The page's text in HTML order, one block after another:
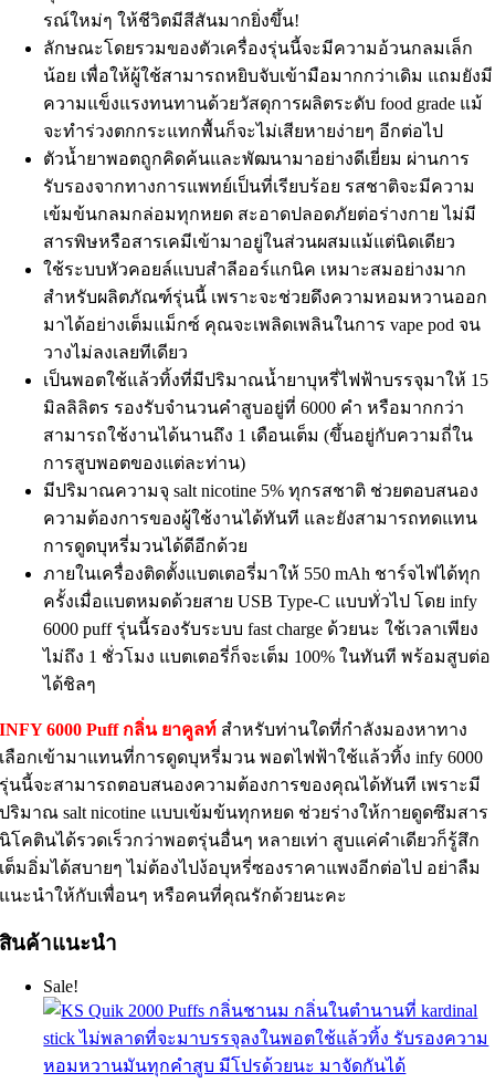
รณ์ใหม่ๆ ให้ชีวิตมีสีสันมากยิ่งขึ้น!
ลักษณะโดยรวมของตัวเครื่องรุ่นนี้จะมีความอ้วนกลมเล็ก
น้อย เพื่อให้ผู้ใช้สามารถหยิบจับเข้ามือมากกว่าเดิม แถมยังมี
ความแข็งแรงทนทานด้วยวัสดุการผลิตระดับ food grade แม้
จะทำร่วงตกกระแทกพื้นก็จะไม่เสียหายง่ายๆ อีกต่อไป
ตัวน้ำยาพอตถูกคิดค้นและพัฒนามาอย่างดีเยี่ยม ผ่านการ
รับรองจากทางการแพทย์เป็นที่เรียบร้อย รสชาติจะมีความ
เข้มข้นกลมกล่อมทุกหยด สะอาดปลอดภัยต่อร่างกาย ไม่มี
สารพิษหรือสารเคมีเข้ามาอยู่ในส่วนผสมแม้แต่นิดเดียว
ใช้ระบบหัวคอยล์แบบสำลีออร์แกนิค เหมาะสมอย่างมาก
สำหรับผลิตภัณฑ์รุ่นนี้ เพราะจะช่วยดึงความหอมหวานออก
มาได้อย่างเต็มแม็กซ์ คุณจะเพลิดเพลินในการ vape pod จน
วางไม่ลงเลยทีเดียว
เป็นพอตใช้แล้วทิ้งที่มีปริมาณน้ำยาบุหรี่ไฟฟ้าบรรจุมาให้ 15
มิลลิลิตร รองรับจำนวนคำสูบอยู่ที่ 6000 คำ หรือมากกว่า
สามารถใช้งานได้นานถึง 1 เดือนเต็ม (ขึ้นอยู่กับความถี่ใน
การสูบพอตของแต่ละท่าน)
มีปริมาณความจุ salt nicotine 5% ทุกรสชาติ ช่วยตอบสนอง
ความต้องการของผู้ใช้งานได้ทันที และยังสามารถทดแทน
การดูดบุหรี่มวนได้ดีอีกด้วย
ภายในเครื่องติดตั้งแบตเตอรี่มาให้ 550 mAh ชาร์จไฟได้ทุก
ครั้งเมื่อแบตหมดด้วยสาย USB Type-C แบบทั่วไป โดย infy
6000 puff รุ่นนี้รองรับระบบ fast charge ด้วยนะ ใช้เวลาเพียง
ไม่ถึง 1 ชั่วโมง แบตเตอรี่ก็จะเต็ม 100% ในทันที พร้อมสูบต่อ
ได้ชิลๆ
INFY 6000 Puff กลิ่น ยาคูลท์ สำหรับท่านใดที่กำลังมองหาทาง
เลือกเข้ามาแทนที่การดูดบุหรี่มวน พอตไฟฟ้าใช้แล้วทิ้ง infy 6000
รุ่นนี้จะสามารถตอบสนองความต้องการของคุณได้ทันที เพราะมี
ปริมาณ salt nicotine แบบเข้มข้นทุกหยด ช่วยร่างให้กายดูดซึมสาร
นิโคตินได้รวดเร็วกว่าพอตรุ่นอื่นๆ หลายเท่า สูบแค่คำเดียวก็รู้สึก
เต็มอิ่มได้สบายๆ ไม่ต้องไปง้อบุหรี่ซองราคาแพงอีกต่อไป อย่าลืม
แนะนำให้กับเพื่อนๆ หรือคนที่คุณรักด้วยนะคะ
สินค้าแนะนำ
Sale!